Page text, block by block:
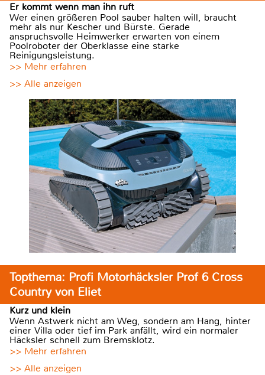
Er kommt wenn man ihn ruft
Wer einen größeren Pool sauber halten will, braucht
mehr als nur Kescher und Bürste. Gerade
anspruchsvolle Heimwerker erwarten von einem
Poolroboter der Oberklasse eine starke
Reinigungsleistung.
>> Mehr erfahren
>> Alle anzeigen
Topthema: Profi Motorhäcksler Prof 6 Cross
Country von Eliet
Kurz und klein
Wenn Astwerk nicht am Weg, sondern am Hang, hinter
einer Villa oder tief im Park anfällt, wird ein normaler
Häcksler schnell zum Bremsklotz.
>> Mehr erfahren
>> Alle anzeigen